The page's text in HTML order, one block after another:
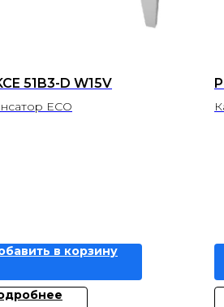
51B3-D W15V
ECO
в корзину